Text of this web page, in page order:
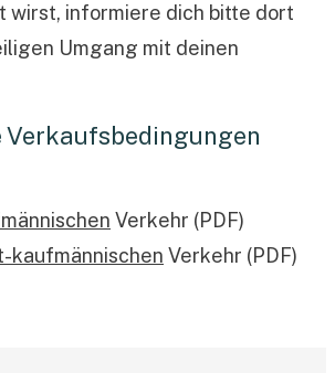
informiere dich bitte dort
Umgang mit deinen
Verkehr (PDF)
kaufmännischen Verkehr (PDF)